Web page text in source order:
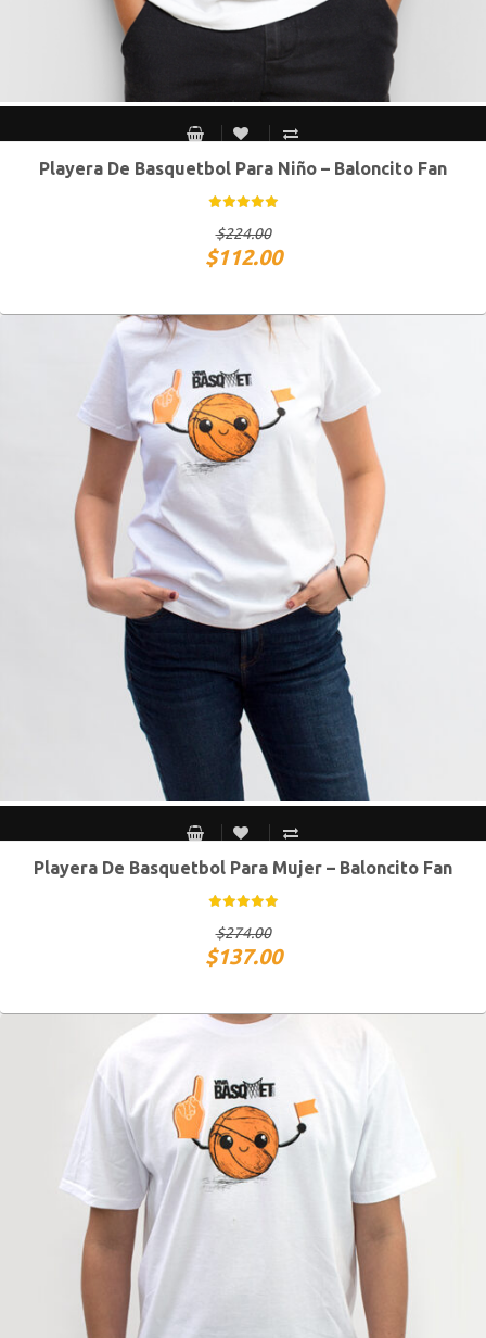
Chico Mediano Grande Extra Grande
Playera De Basquetbol Para Niño – Baloncito Fan
$224.00
$112.00
CH M G XG
Playera De Basquetbol Para Mujer – Baloncito Fan
$274.00
$137.00